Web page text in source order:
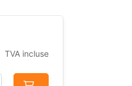
TVA incluse